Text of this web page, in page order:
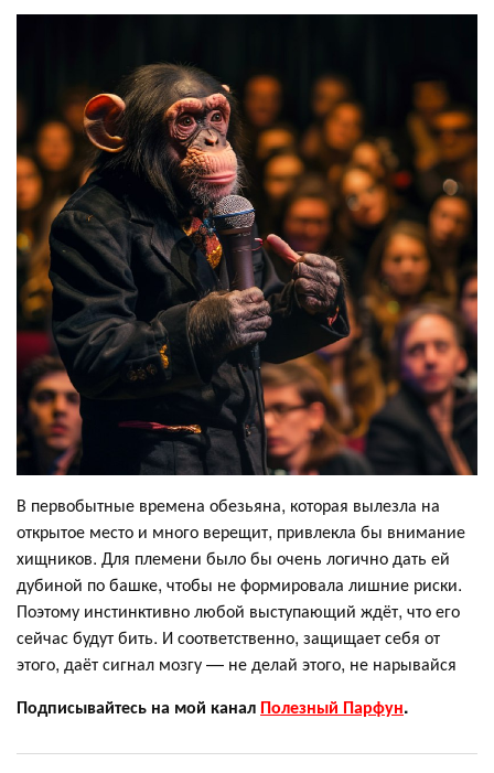
В первобытные времена обезьяна, которая вылезла на
открытое место и много верещит, привлекла бы внимание
хищников. Для племени было бы очень логично дать ей
дубиной по башке, чтобы не формировала лишние риски.
Поэтому инстинктивно любой выступающий ждёт, что его
сейчас будут бить. И соответственно, защищает себя от
этого, даёт сигнал мозгу — не делай этого, не нарывайся
Подписывайтесь на мой канал Полезный Парфун.